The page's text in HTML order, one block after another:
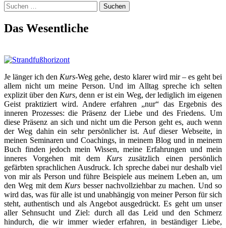
Suchen
nach:
Das Wesentliche
Je länger ich den Kurs-Weg gehe, desto klarer wird mir – es geht bei
allem nicht um meine Person. Und im Alltag spreche ich selten
explizit über den Kurs, denn er ist ein Weg, der lediglich im eigenen
Geist praktiziert wird. Andere erfahren „nur“ das Ergebnis des
inneren Prozesses: die Präsenz der Liebe und des Friedens. Um
diese Präsenz an sich und nicht um die Person geht es, auch wenn
der Weg dahin ein sehr persönlicher ist. Auf dieser Webseite, in
meinen Seminaren und Coachings, in meinem Blog und in meinem
Buch finden jedoch mein Wissen, meine Erfahrungen und mein
inneres Vorgehen mit dem Kurszusätzlich einen persönlich
gefärbten sprachlichen Ausdruck. Ich spreche dabei nur deshalb viel
von mir als Person und führe Beispiele aus meinem Leben an, um
den Weg mit dem Kurs besser nachvollziehbar zu machen. Und so
wird das, was für alle ist und unabhängig von meiner Person für sich
steht, authentisch und als Angebot ausgedrückt. Es geht um unser
aller Sehnsucht und Ziel: durch all das Leid und den Schmerz
hindurch, die wir immer wieder erfahren, in beständiger Liebe,